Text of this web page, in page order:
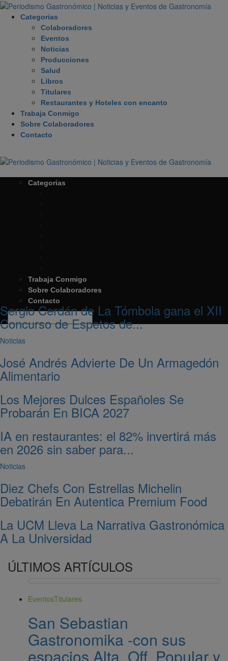
Categorias
Colaboradores
Eventos
Noticias
Producciones
Salud
Libros
Titulares
Restaurantes y Hoteles con encanto
Trabaja Conmigo
Sobre Colaboradores
Contacto
Categorias
Trabaja Conmigo
Sobre Colaboradores
Contacto
Sergio Cerdán de La Tómbola gana el XII
Concurso de Espetos de...
Noticias
José Andrés Advierte De Un Armagedón
Alimentario
Los Mejores Dulces Españoles Se
Probarán En BICA 2027
IA en restaurantes: el 82% invertirá más
en 2026 sin saber para...
Noticias
Diez Chefs Con Estrellas Michelin
Debatirán En Autentica Premium Food
La UCM Lleva La Narrativa Gastronómica
A La Universidad
ÚLTIMOS ARTÍCULOS
EventosTitulares
San Sebastian
Gastronomika -con sus
espacios Alta, Off, Popular y